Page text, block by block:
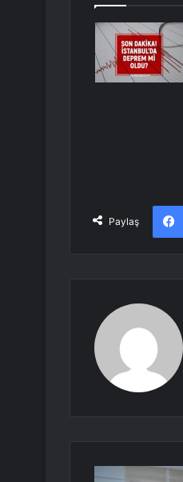
Paylaş